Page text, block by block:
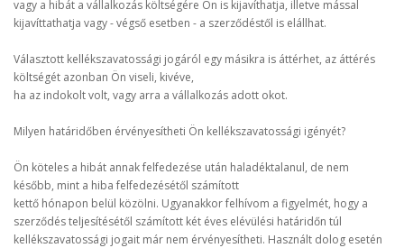
vagy a hibát a vállalkozás költségére Ön is kijavíthatja, illetve mással
kijavíttathatja vagy - végső esetben - a szerződéstől is elállhat.
Választott kellékszavatossági jogáról egy másikra is áttérhet, az áttérés
költségét azonban Ön viseli, kivéve,
ha az indokolt volt, vagy arra a vállalkozás adott okot.
Milyen határidőben érvényesítheti Ön kellékszavatossági igényét?
Ön köteles a hibát annak felfedezése után haladéktalanul, de nem
később, mint a hiba felfedezésétől számított
kettő hónapon belül közölni. Ugyanakkor felhívom a figyelmét, hogy a
szerződés teljesítésétől számított két éves elévülési határidőn túl
kellékszavatossági jogait már nem érvényesítheti. Használt dolog esetén